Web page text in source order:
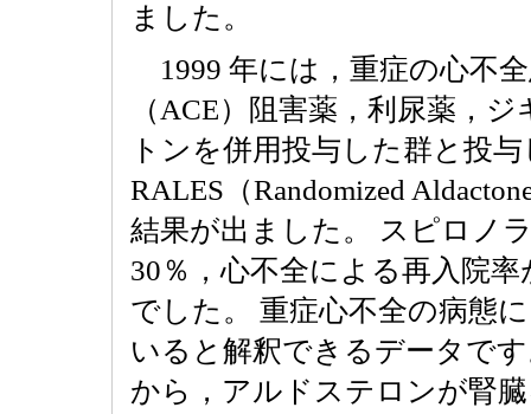
ました。
1999 年には，重症の心不
（ACE）阻害薬，利尿薬，
トンを併用投与した群と投
RALES（Randomized
結果が出ました。 スピロノ
30％，心不全による再入院
でした。 重症心不全の病態
いると解釈できるデータで
から，アルドステロンが腎